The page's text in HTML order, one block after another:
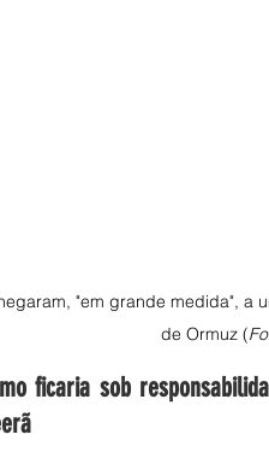
"em grande medida", a
de Ormuz (
ficaria sob